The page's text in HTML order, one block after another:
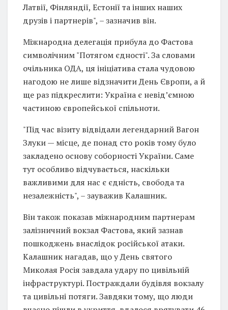
Латвії, Фінляндії, Естонії та інших наших
друзів і партнерів", – зазначив він.
Міжнародна делегація прибула до Фастова
символічним "Потягом єдності". За словами
очільника ОДА, ця ініціатива стала чудовою
нагодою не лише відзначити День Європи, а й
ще раз підкреслити: Україна є невід’ємною
частиною європейської спільноти.
"Під час візиту відвідали легендарний Вагон
Злуки — місце, де понад сто років тому було
закладено основу соборності України. Саме
тут особливо відчувається, наскільки
важливими для нас є єдність, свобода та
незалежність", – зауважив Калашник.
Він також показав міжнародним партнерам
залізничний вокзал Фастова, який зазнав
пошкоджень внаслідок російської атаки.
Калашник нагадав, що у День святого
Миколая Росія завдала удару по цивільній
інфраструктурі. Постраждали будівля вокзалу
та цивільні потяги. Завдяки тому, що люди